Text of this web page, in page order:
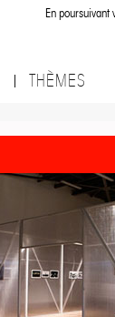
En poursuivant
THÈMES